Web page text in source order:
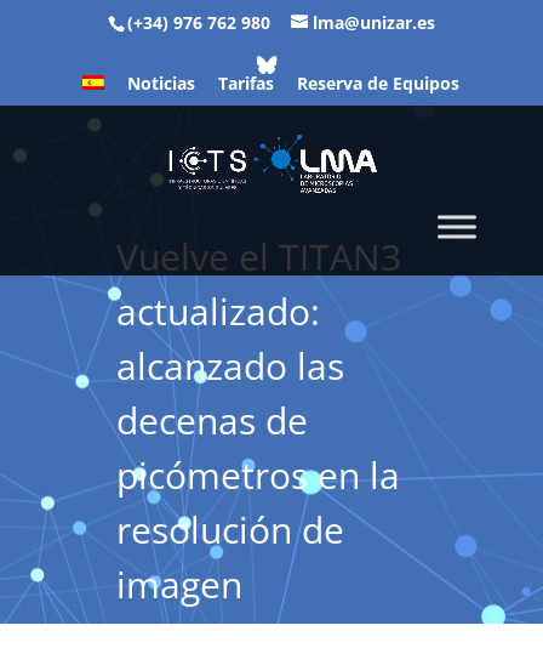
(+34) 976 762 980 lma@unizar.es
Noticias Tarifas Reserva de Equipos
Vuelve el TITAN3
actualizado:
alcanzado las
decenas de
picómetros en la
resolución de
imagen